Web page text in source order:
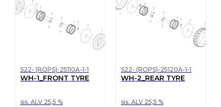
S22- (ROPS)-25110A-1-1
WH-1_FRONT TYRE
sis. ALV 25,5 %
S22- (ROPS)-25120A-1-1
WH-2_REAR TYRE
sis. ALV 25,5 %